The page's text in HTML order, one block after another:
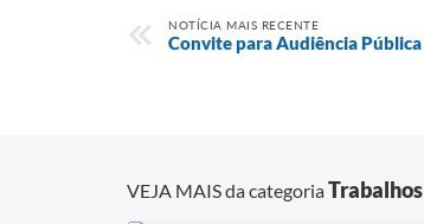
NOTÍCIA MAIS RECENTE
Convite para Audiência Pública
VEJA MAIS da categoriaTrabalhos